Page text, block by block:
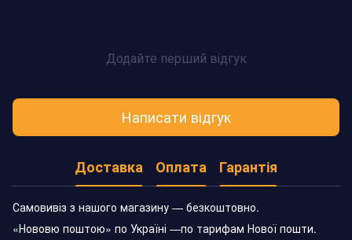
Додайте перший відгук
Написати відгук
Доставка Оплата Гарантія
Самовивіз з нашого магазину — безкоштовно.
«Нововю поштою» по Україні —по тарифам Нової пошти.